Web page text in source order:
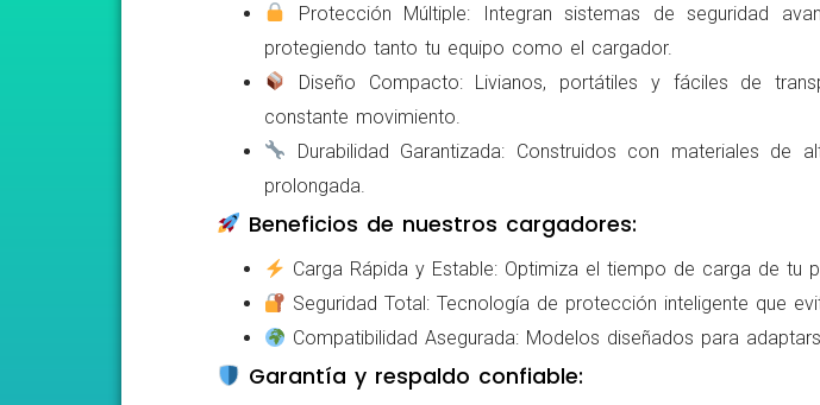
Protección Múltiple: Integran sistemas de seguridad
protegiendo tanto tu equipo como el cargador.
Diseño Compacto: Livianos, portátiles y fáciles de
constante movimiento.
Durabilidad Garantizada: Construidos con materiales de
prolongada.
Beneficios de nuestros cargadores:
Carga Rápida y Estable: Optimiza el tiempo de carga de tu
Seguridad Total: Tecnología de protección inteligente que
Compatibilidad Asegurada: Modelos diseñados para
Garantía y respaldo confiable: